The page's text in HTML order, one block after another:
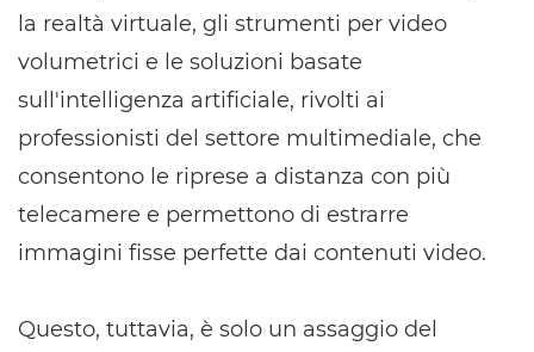
la realtà virtuale, gli strumenti per video
volumetrici e le soluzioni basate
sull'intelligenza artificiale, rivolti ai
professionisti del settore multimediale, che
consentono le riprese a distanza con più
telecamere e permettono di estrarre
immagini fisse perfette dai contenuti video.
Questo, tuttavia, è solo un assaggio del